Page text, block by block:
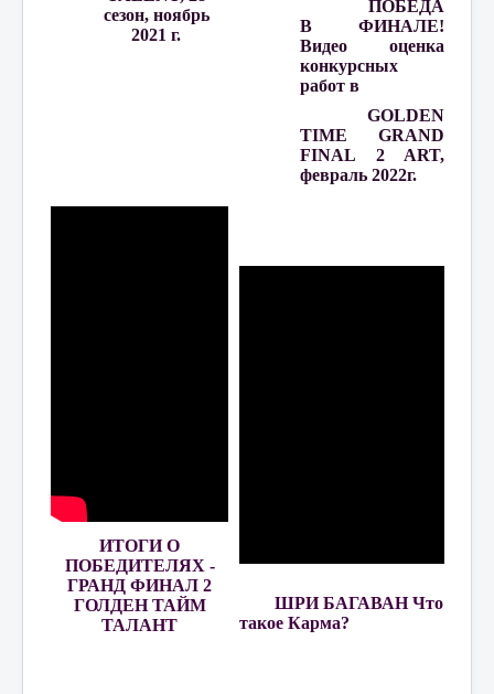
сезон, ноябрь
2021 г.
ПОБЕДА
В ФИНАЛЕ!
Видео оценка
конкурсных
работ в
GOLDEN
TIME
GRAND
FINAL 2 ART,
февраль 2022г.
ИТОГИ О
ПОБЕДИТЕЛЯХ -
ГРАНД ФИНАЛ 2
ГОЛДЕН ТАЙМ
ТАЛАНТ
ШРИ БАГАВАН Что
такое Карма?